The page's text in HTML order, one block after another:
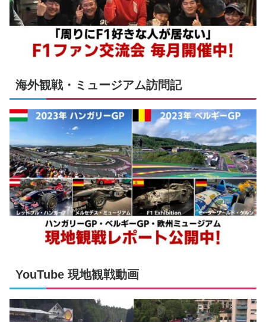
海外観戦・ミュージアム訪問記
YouTube 現地観戦動画